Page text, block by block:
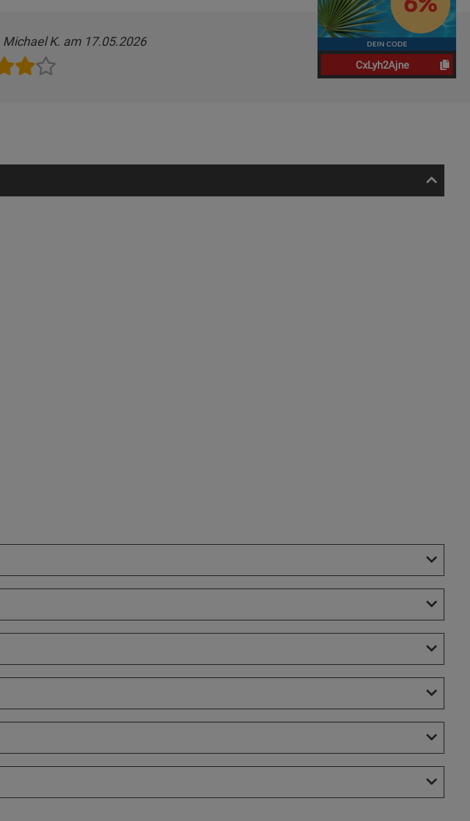
Michael K. am 17.05.2026
CxLyh2Ajne